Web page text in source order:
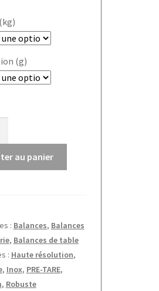
(g)
au panier
: Balances, Balances
, Balances de table
: Haute résolution,
, Inox, PRE-TARE,
, Robuste